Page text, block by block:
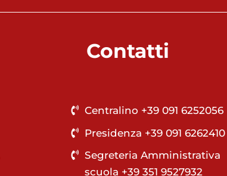
Contatti
Centralino +39 091 6252056
Presidenza +39 091 6262410
Segreteria Amministrativa
scuola +39 351 9527932